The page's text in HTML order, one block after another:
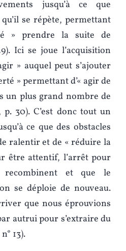
jusqu’à ce que
se répète, permettant
» prendre la suite de
Ici se joue l’acquisition
» auquel peut s’ajouter
» permettant d’« agir de
un plus grand nombre de
p. 30). C’est donc tout un
ce que des obstacles
ralentir et de « réduire la
être attentif, l’arrêt pour
et que le
se déploie de nouveau.
que nous éprouvions
autrui pour s’extraire du
13).